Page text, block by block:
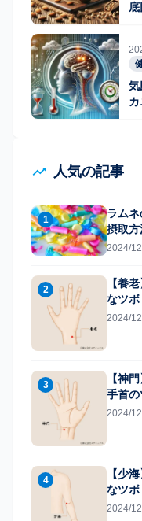
気
人気の記事
1
ラム
摂取
2024/
2
【養
なツボ
2024/
3
【神
手首の
2024/
4
【少
なツボ
2024/